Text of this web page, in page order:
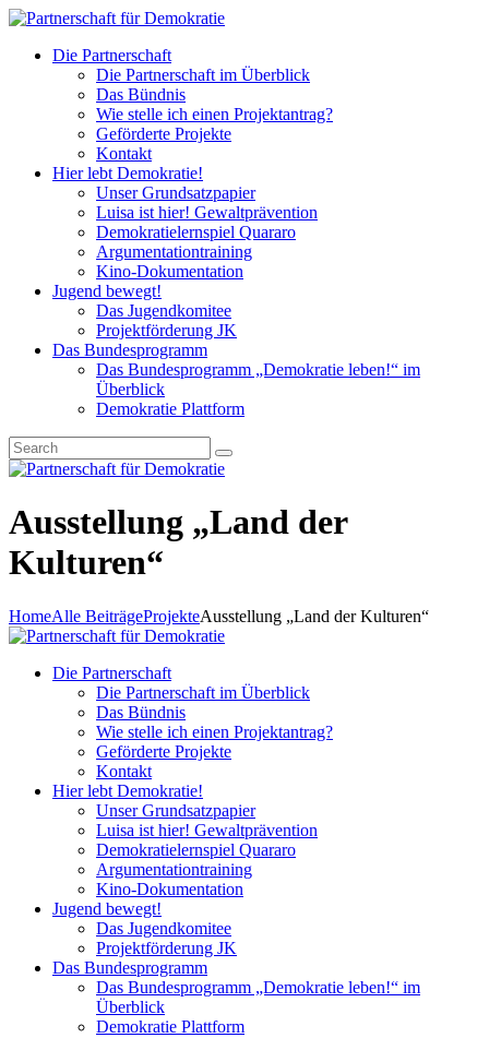
Die Partnerschaft
Die Partnerschaft im Überblick
Das Bündnis
Wie stelle ich einen Projektantrag?
Geförderte Projekte
Kontakt
Hier lebt Demokratie!
Unser Grundsatzpapier
Luisa ist hier! Gewaltprävention
Demokratielernspiel Quararo
Argumentationtraining
Kino-Dokumentation
Jugend bewegt!
Das Jugendkomitee
Projektförderung JK
Das Bundesprogramm
Das Bundesprogramm „Demokratie leben!“ im
Überblick
Demokratie Plattform
Ausstellung „Land der
Kulturen“
HomeAlle BeiträgeProjekteAusstellung „Land der Kulturen“
Die Partnerschaft
Die Partnerschaft im Überblick
Das Bündnis
Wie stelle ich einen Projektantrag?
Geförderte Projekte
Kontakt
Hier lebt Demokratie!
Unser Grundsatzpapier
Luisa ist hier! Gewaltprävention
Demokratielernspiel Quararo
Argumentationtraining
Kino-Dokumentation
Jugend bewegt!
Das Jugendkomitee
Projektförderung JK
Das Bundesprogramm
Das Bundesprogramm „Demokratie leben!“ im
Überblick
Demokratie Plattform